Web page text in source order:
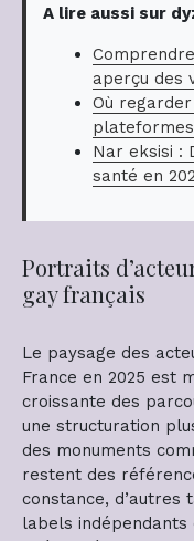
A lire aussi sur
aperçu des
Où
Nar eksisi :
santé en
Portraits
gay français
Le paysage des
France en 2025 est
croissante des
une structuration
des monuments
restent des
constance, d’autres
labels